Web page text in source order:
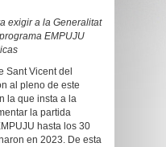
exigir a la Generalitat
EMPUJU
Sant Vicent del
al pleno de este
la que insta a la
la partida
hasta los 30
en 2023. De esta